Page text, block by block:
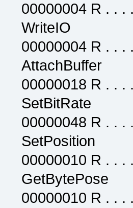
00000004 R . . .
WriteIO
00000004 R . . .
AttachBuffer
00000018 R . . .
SetBitRate
00000048 R . . .
SetPosition
00000010 R . . .
00000010 R . . .